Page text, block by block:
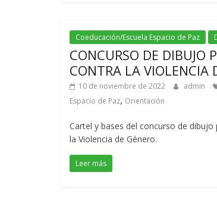
Coeducación/Escuela Espacio de Paz
CONCURSO DE DIBUJO
CONTRA LA VIOLENCIA
10 de noviembre de 2022 admin
Espacio de Paz, Orientación
Cartel y bases del concurso de
la Violencia de Género.
Leer más